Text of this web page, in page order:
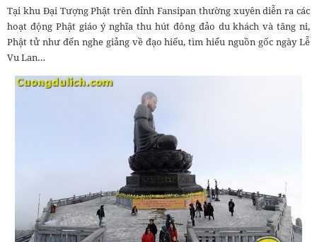
Tại khu Đại Tượng Phật trên đỉnh Fansipan thường xuyên diễn ra các
hoạt động Phật giáo ý nghĩa thu hút đông đảo du khách và tăng ni,
Phật tử như đến nghe giảng về đạo hiếu, tìm hiểu nguồn gốc ngày Lễ
Vu Lan…